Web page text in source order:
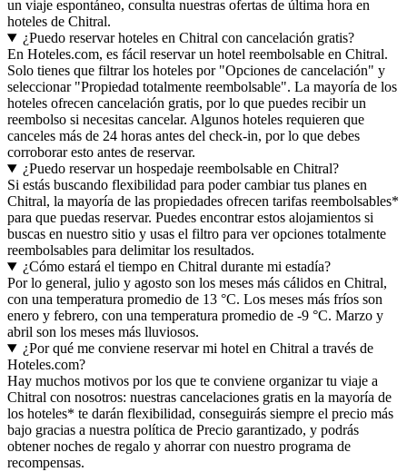
un viaje espontáneo, consulta nuestras ofertas de última hora en
hoteles de Chitral.
¿Puedo reservar hoteles en Chitral con cancelación gratis?
En Hoteles.com, es fácil reservar un hotel reembolsable en Chitral.
Solo tienes que filtrar los hoteles por "Opciones de cancelación" y
seleccionar "Propiedad totalmente reembolsable". La mayoría de los
hoteles ofrecen cancelación gratis, por lo que puedes recibir un
reembolso si necesitas cancelar. Algunos hoteles requieren que
canceles más de 24 horas antes del check-in, por lo que debes
corroborar esto antes de reservar.
¿Puedo reservar un hospedaje reembolsable en Chitral?
Si estás buscando flexibilidad para poder cambiar tus planes en
Chitral, la mayoría de las propiedades ofrecen tarifas reembolsables*
para que puedas reservar. Puedes encontrar estos alojamientos si
buscas en nuestro sitio y usas el filtro para ver opciones totalmente
reembolsables para delimitar los resultados.
¿Cómo estará el tiempo en Chitral durante mi estadía?
Por lo general, julio y agosto son los meses más cálidos en Chitral,
con una temperatura promedio de 13 °C. Los meses más fríos son
enero y febrero, con una temperatura promedio de -9 °C. Marzo y
abril son los meses más lluviosos.
¿Por qué me conviene reservar mi hotel en Chitral a través de
Hoteles.com?
Hay muchos motivos por los que te conviene organizar tu viaje a
Chitral con nosotros: nuestras cancelaciones gratis en la mayoría de
los hoteles* te darán flexibilidad, conseguirás siempre el precio más
bajo gracias a nuestra política de Precio garantizado, y podrás
obtener noches de regalo y ahorrar con nuestro programa de
recompensas.